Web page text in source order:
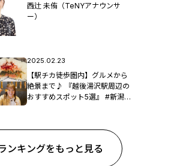
西辻 未侑（TeNYアナウンサ
ー）
2025.02.23
【駅チカ徒歩圏内】グルメから
絶景まで♪ 『越後湯沢駅周辺の
おすすめスポット5選』 #新潟観
ンキングをもっと見る